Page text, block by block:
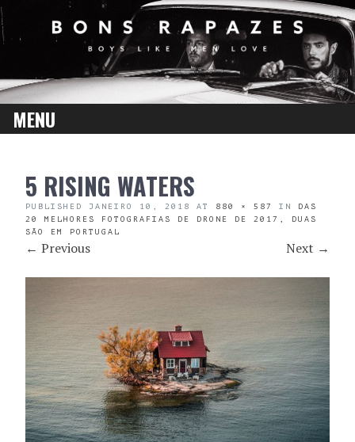
MENU
CONTENT5 RISING WATERS
PUBLISHED JANEIRO 10, 2018 AT 880 × 587 IN DAS
20 MELHORES FOTOGRAFIAS DE DRONE DE 2017, DUAS
SÃO EM PORTUGAL
← Previous Next →